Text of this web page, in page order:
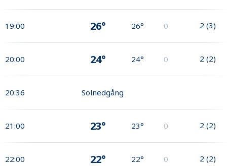
19:00 26° 26° 0 2 (3)
20:00 24° 24° 0 2 (2)
20:36 Solnedgång
21:00 23° 23° 0 2 (2)
22:00 22° 22° 0 2 (2)